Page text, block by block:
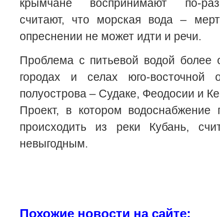
крымчане воспринимают по-
считают, что морская вода –
опреснении не может идти и речи.
Проблема с питьевой водой более
городах и селах юго-восточной
полуострова – Судаке, Феодосии и
Проект, в котором водоснабжение
происходить из реки Кубань,
невыгодным.
Похожие новости на сайте: